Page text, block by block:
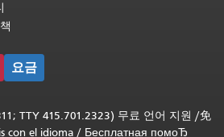
요금
TTY 415.701.2323) 무료 언어 지원 /免
con el idioma / Бесплатная помоЂ